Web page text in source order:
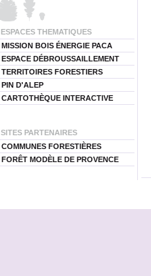
ESPACES THEMATIQUES
MISSION BOIS ÉNERGIE PACA
ESPACE DÉBROUSSAILLEMENT
TERRITOIRES FORESTIERS
PIN D'ALEP
CARTOTHÈQUE INTERACTIVE
SITES PARTENAIRES
COMMUNES FORESTIÈRES
FORÊT MODÈLE DE PROVENCE